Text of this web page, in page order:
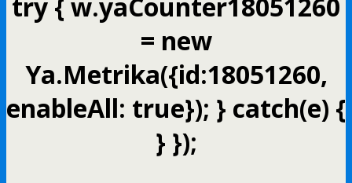
try { w.yaCounter18051260
= new
Ya.Metrika({id:18051260,
enableAll: true}); } catch(e) {
} });